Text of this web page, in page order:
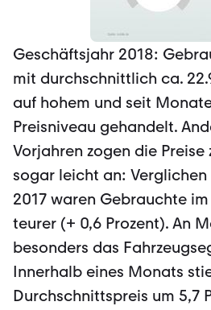
Geschäftsjahr 2018:
mit durchschnittlich ca.
auf hohem und seit
Preisniveau gehandelt.
Vorjahren zogen die Preise
sogar leicht an:
2017 waren Gebrauchte
teurer (+ 0,6 Prozent). An
besonders das
Innerhalb eines Monats
Durchschnittspreis um 5,7